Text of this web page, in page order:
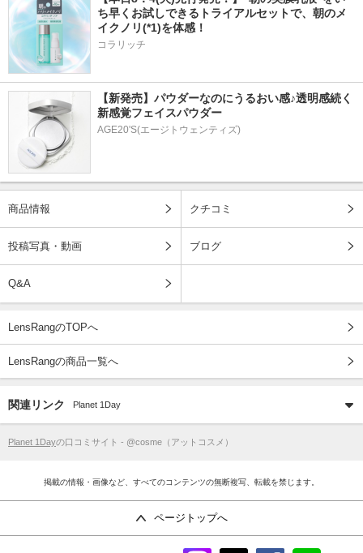
ち早くお試しできるトライアルセットで、朝のメ
イクノリ(*1)を体感！
コラリッチ
【新発売】パウダーなのにうるおい感♪透明感続く
新感覚フェイスパウダー
AGE20'S(エージトウェンティズ)
商品情報 クチコミ
投稿写真・動画 ブログ
Q&A
LensRangのTOPへ
LensRangの商品一覧へ
関連リンク Planet 1Day
Planet 1Dayの口コミサイト - @cosme（アットコスメ）
掲載の情報・画像など、すべてのコンテンツの無断複写、転載を禁じます。
ページトップへ